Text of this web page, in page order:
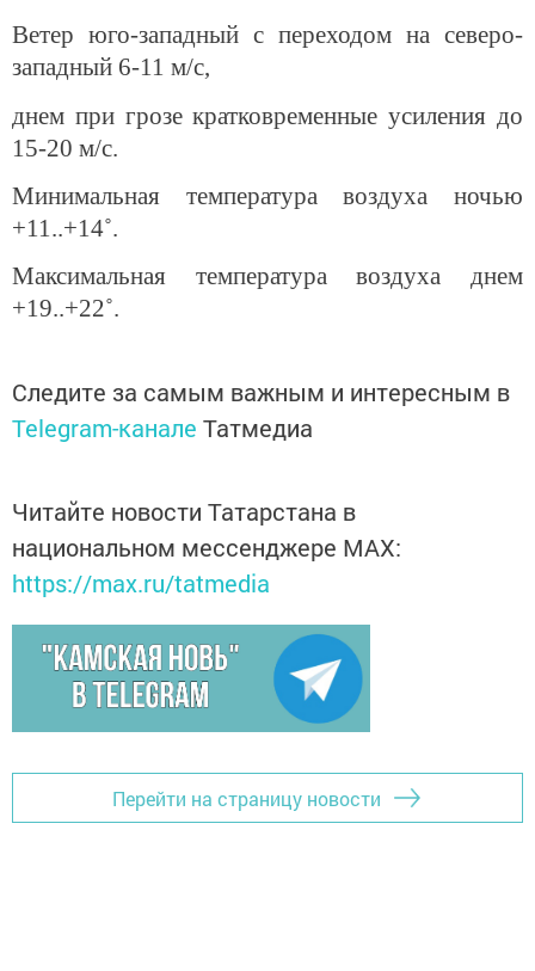
Ветер юго-западный с переходом на северо-
западный 6-11 м/с,
днем при грозе кратковременные усиления до
15-20 м/с.
Минимальная температура воздуха ночью
+11..+14˚.
Максимальная температура воздуха днем
+19..+22˚.
Следите за самым важным и интересным в
Telegram-канале Татмедиа
Читайте новости Татарстана в
национальном мессенджере MАХ:
https://max.ru/tatmedia
Перейти на страницу новости